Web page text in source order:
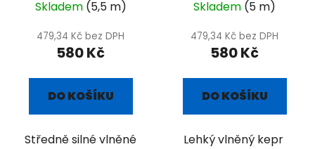
Skladem (5,5 m)
479,34 Kč bez DPH
580 Kč
DO KOŠÍKU
Středně silné vlněné
Skladem (5 m)
479,34 Kč bez DPH
580 Kč
DO KOŠÍKU
Lehký vlněný kepr